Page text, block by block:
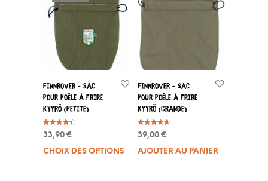
FinnRover – Sac
pour poêle à frire
Kyyrö (petite)
Note
4.40
33,90 €
CHOIX DES OPTIONS
Ce
FinnRover – Sac
pour poêle à frire
Kyyrö (grande)
Note
4.67
39,00€
AJOUTER AU PANIER